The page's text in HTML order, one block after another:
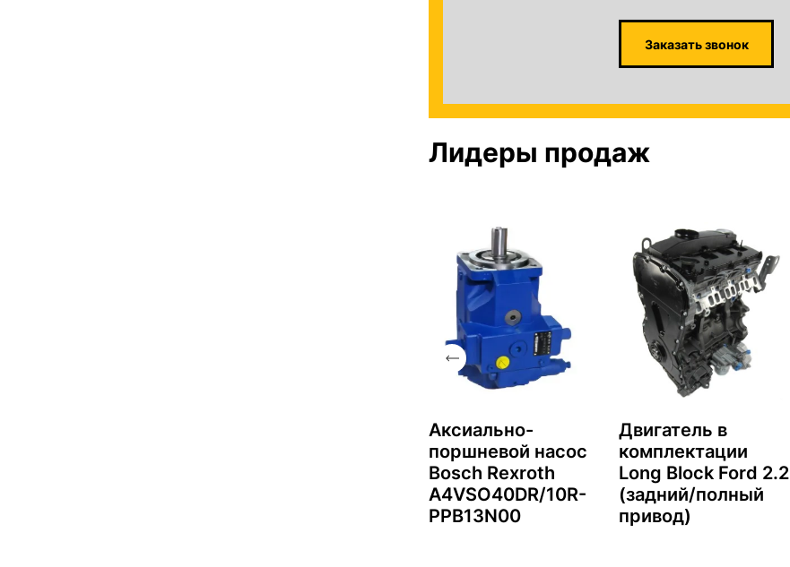
Заказать звонок
Лидеры продаж
Аксиально-
поршневой насос
Bosch Rexroth
A4VSO40DR/10R-
PPB13N00
Двигатель в
комплектации
Long Block Ford 2.2
(задний/полный
привод)